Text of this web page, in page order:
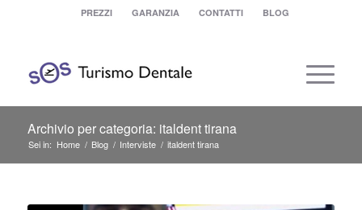
PREZZI GARANZIA CONTATTI BLOG
Archivio per categoria: italdent tirana
Sei in: Home / Blog / Interviste / italdent tirana